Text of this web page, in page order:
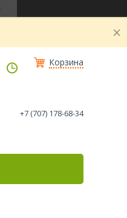
Корзина
+7 (707) 178-68-34